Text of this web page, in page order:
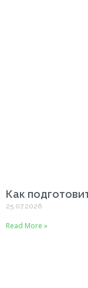
Как
25.07.2026
Read More »